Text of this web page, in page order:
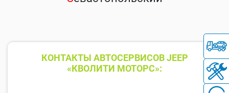
КОНТАКТЫ АВТОСЕРВИСОВ JEEP
«КВОЛИТИ МОТОРС»: